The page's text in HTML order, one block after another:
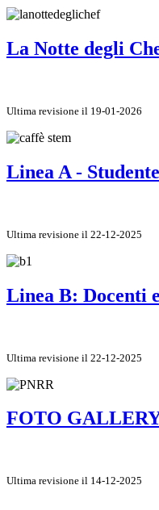
La Notte degli
Ultima revisione il 19-01-2026
Linea A -
Ultima revisione il 22-12-2025
Linea B: Docenti
Ultima revisione il 22-12-2025
FOTO
Ultima revisione il 14-12-2025